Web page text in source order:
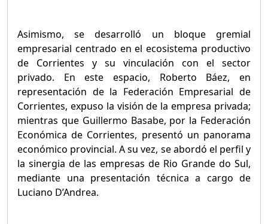
Asimismo, se desarrolló un bloque gremial
empresarial centrado en el ecosistema productivo
de Corrientes y su vinculación con el sector
privado. En este espacio, Roberto Báez, en
representación de la Federación Empresarial de
Corrientes, expuso la visión de la empresa privada;
mientras que Guillermo Basabe, por la Federación
Económica de Corrientes, presentó un panorama
económico provincial. A su vez, se abordó el perfil y
la sinergia de las empresas de Rio Grande do Sul,
mediante una presentación técnica a cargo de
Luciano D’Andrea.